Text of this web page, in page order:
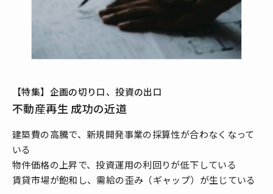
【特集】企画の切り口、投資の出口
不動産再生 成功の近道
建築費の高騰で、新規開発事業の採算性が合わなくなって
いる
物件価格の上昇で、投資運用の利回りが低下している
賃貸市場が飽和し、需給の歪み（ギャップ）が生じている